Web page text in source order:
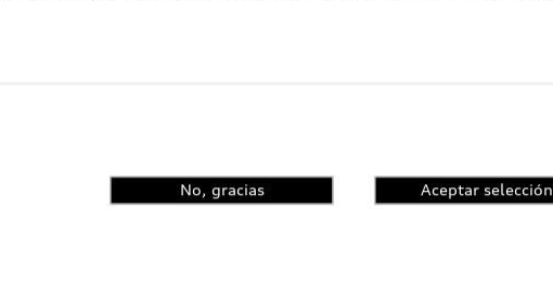
No, gracias Aceptar selección